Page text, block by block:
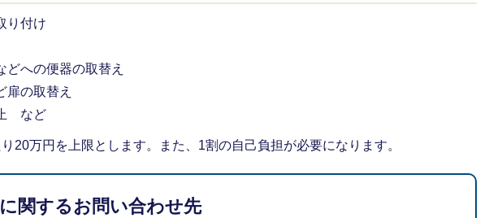
り付け
どへの便器の取替え
扉の取替え
など
20万円を上限とします。また、1割の自己負担が必要になります。
関するお問い合わせ先